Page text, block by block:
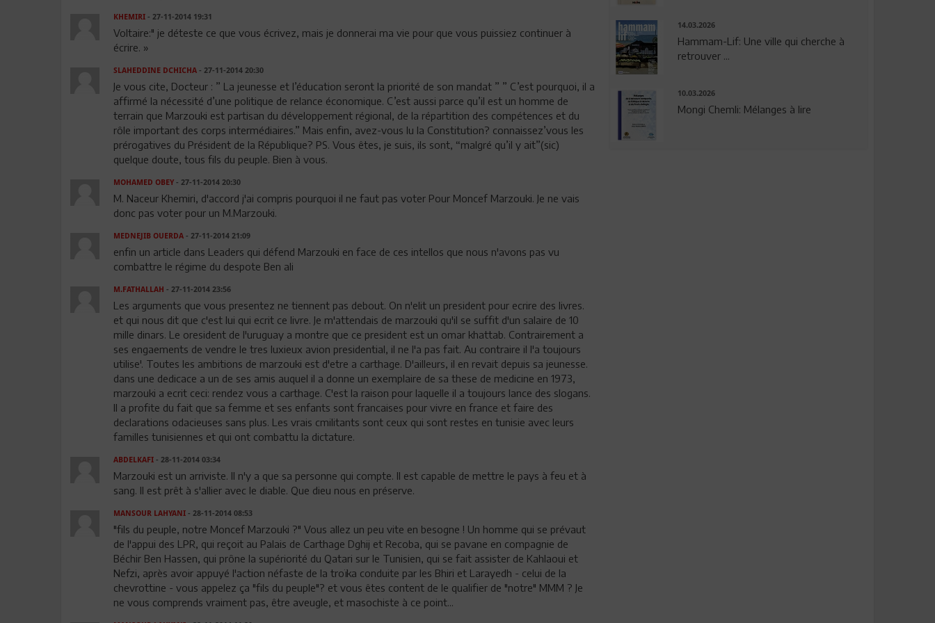
KHEMIRI- 27-11-2014 19:31
Voltaire:" je déteste ce que vous écrivez, mais je donnerai ma vie pour que vous puissiez continuer à
écrire. »
SLAHEDDINE DCHICHA- 27-11-2014 20:30
Je vous cite, Docteur : ” La jeunesse et l’éducation seront la priorité de son mandat ” ” C’est pourquoi, il a
affirmé la nécessité d’une politique de relance économique. C’est aussi parce qu’il est un homme de
terrain que Marzouki est partisan du développement régional, de la répartition des compétences et du
rôle important des corps intermédiaires.” Mais enfin, avez-vous lu la Constitution? connaissez’vous les
prérogatives du Président de la République? PS. Vous êtes, je suis, ils sont, “malgré qu’il y ait”(sic)
quelque doute, tous fils du peuple. Bien à vous.
MOHAMED OBEY - 27-11-2014 20:30
M. Naceur Khemiri, d'accord j'ai compris pourquoi il ne faut pas voter Pour Moncef Marzouki. Je ne vais
donc pas voter pour un M.Marzouki.
MEDNEJIB OUERDA- 27-11-2014 21:09
enfin un article dans Leaders qui défend Marzouki en face de ces intellos que nous n'avons pas vu
combattre le régime du despote Ben ali
M.FATHALLAH - 27-11-2014 23:56
Les arguments que vous presentez ne tiennent pas debout. On n'elit un president pour ecrire des livres.
et qui nous dit que c'est lui qui ecrit ce livre. Je m'attendais de marzouki qu'il se suffit d'un salaire de 10
mille dinars. Le oresident de l'uruguay a montre que ce president est un omar khattab. Contrairement a
ses engaements de vendre le tres luxieux avion presidential, il ne l'a pas fait. Au contraire il l'a toujours
utilise'. Toutes les ambitions de marzouki est d'etre a carthage. D'ailleurs, il en revait depuis sa jeunesse.
dans une dedicace a un de ses amis auquel il a donne un exemplaire de sa these de medicine en 1973,
marzouki a ecrit ceci: rendez vous a carthage. C'est la raison pour laquelle il a toujours lance des slogans.
Il a profite du fait que sa femme et ses enfants sont francaises pour vivre en france et faire des
declarations odacieuses sans plus. Les vrais cmilitants sont ceux qui sont restes en tunisie avec leurs
familles tunisiennes et qui ont combattu la dictature.
ABDELKAFI- 28-11-2014 03:34
Marzouki est un arriviste. Il n'y a que sa personne qui compte. Il est capable de mettre le pays à feu et à
sang. Il est prêt à s'allier avec le diable. Que dieu nous en préserve.
MANSOUR LAHYANI- 28-11-2014 08:53
"fils du peuple, notre Moncef Marzouki ?" Vous allez un peu vite en besogne ! Un homme qui se prévaut
de l'appui des LPR, qui reçoit au Palais de Carthage Dghij et Recoba, qui se pavane en compagnie de
Béchir Ben Hassen, qui prône la supériorité du Qatari sur le Tunisien, qui se fait assister de Kahlaoui et
Nefzi, après avoir appuyé l'action néfaste de la troïka conduite par les Bhiri et Larayedh - celui de la
chevrottine - vous appelez ça "fils du peuple"? et vous êtes content de le qualifier de "notre" MMM ? Je
ne vous comprends vraiment pas, être aveugle, et masochiste à ce point...
14.03.2026
Hammam-Lif: Une ville qui cherche à
retrouver ...
10.03.2026
Mongi Chemli: Mélanges à lire